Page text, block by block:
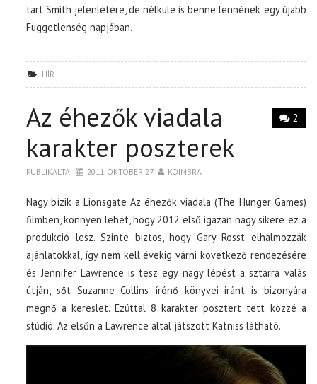
tart Smith jelenlétére, de nélküle is benne lennének egy újabb
Függetlenség napjában.
HÍR
2
Az éhezők viadala
karakter poszterek
PUBLIKÁLTA 2011. OKTÓBER 27. KOIMBRA
Nagy bízik a Lionsgate Az éhezők viadala (The Hunger Games)
filmben, könnyen lehet, hogy 2012 első igazán nagy sikere ez a
produkció lesz. Szinte biztos, hogy Gary Rosst elhalmozzák
ajánlatokkal, így nem kell évekig várni következő rendezésére
és Jennifer Lawrence is tesz egy nagy lépést a sztárrá válás
útján, sőt Suzanne Collins írónő könyvei iránt is bizonyára
megnő a kereslet. Ezúttal 8 karakter posztert tett közzé a
stúdió. Az elsőn a Lawrence által játszott Katniss látható.